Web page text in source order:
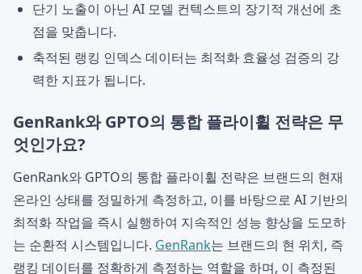
단기 노출이 아닌 AI 모델 컨텍스트의 장기적 개선에 초
점을 맞춥니다.
축적된 랭킹 인덱스 데이터는 최적화 효율성 검증의 강
력한 지표가 됩니다.
GenRank와 GPTO의 통합 플라이휠 전략은 무
엇인가요?
GenRank와 GPTO의 통합 플라이휠 전략은 브랜드의 현재
온라인 상태를 정밀하게 측정하고, 이를 바탕으로 AI 기반의
최적화 작업을 즉시 실행하여 지속적인 성능 향상을 도모하
는 순환적 시스템입니다. GenRank는 브랜드의 현 위치, 즉
랭킹 데이터를 정확하게 측정하는 역할을 하며, 이 측정된